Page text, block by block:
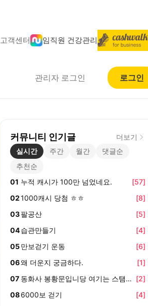
고객센터 임직원 건강관리
관리자 로그인 로그인
커뮤니티 인기글
더보기
실시간
주간 월간
댓글순
추천순
01 누적 캐시가 100만 넘었네요. [57]
021000캐시 당첨 ㅎㅎ [8]
03팔공산 [5]
04습관만들기 [4]
05만보걷기 운동 [6]
06왜 더운지 궁금하다. [1]
07 동화사 봉황문입니당 여기는 스탬프가
[2]
086000보 걷기 [4]